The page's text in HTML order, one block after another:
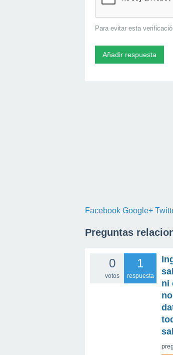
Para evitar esta
Facebook Google+
Preguntas
0
votos
1
respuesta
ni